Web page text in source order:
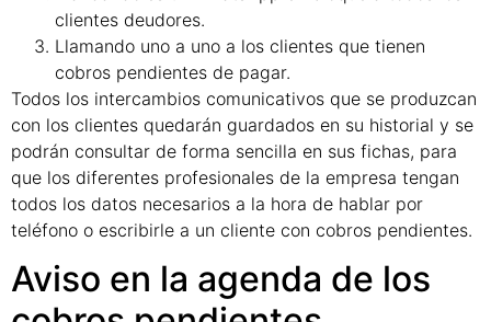
clientes deudores.
Llamando uno a uno a los clientes que tienen
cobros pendientes de pagar.
Todos los intercambios comunicativos que se produzcan
con los clientes quedarán guardados en su historial y se
podrán consultar de forma sencilla en sus fichas, para
que los diferentes profesionales de la empresa tengan
todos los datos necesarios a la hora de hablar por
teléfono o escribirle a un cliente con cobros pendientes.
Aviso en la agenda de los